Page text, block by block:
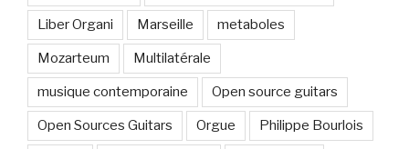
Liber Organi Marseille metaboles
Mozarteum Multilatérale
musique contemporaine Open source guitars
Open Sources Guitars Orgue Philippe Bourlois